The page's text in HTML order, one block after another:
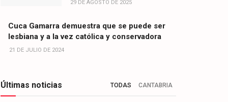
29 DE AGOSTO DE 2025
Cuca Gamarra demuestra que se puede ser
lesbiana y a la vez católica y conservadora
21 DE JULIO DE 2024
Últimas noticias TODAS CANTABRIA